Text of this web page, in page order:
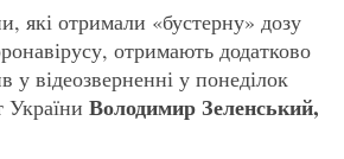
які отримали «бустерну» дозу
отримають додатково
у відеозверненні у понеділок
України Володимир Зеленський,